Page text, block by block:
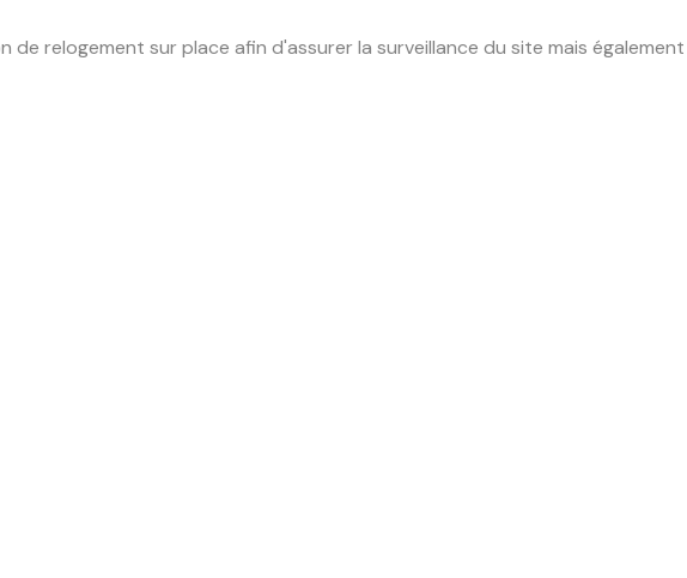
relogement sur place afin d'assurer la surveillance du site mais également